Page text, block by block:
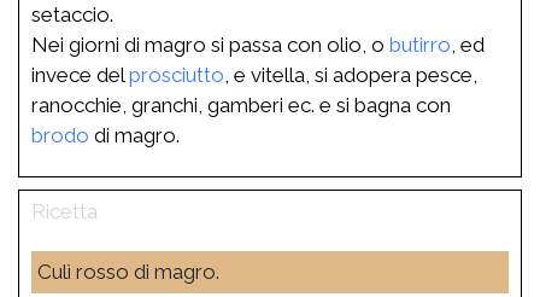
setaccio.
Nei giorni di magro si passa con olio, o butirro , ed
invece delprosciutto , e vitella, si adopera pesce,
ranocchie, granchi, gamberi ec. e si bagna con
brodo di magro.
Culì rosso di magro.